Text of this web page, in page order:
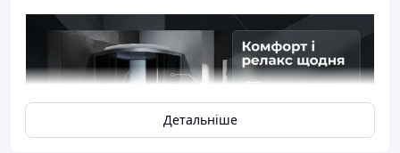
Детальніше